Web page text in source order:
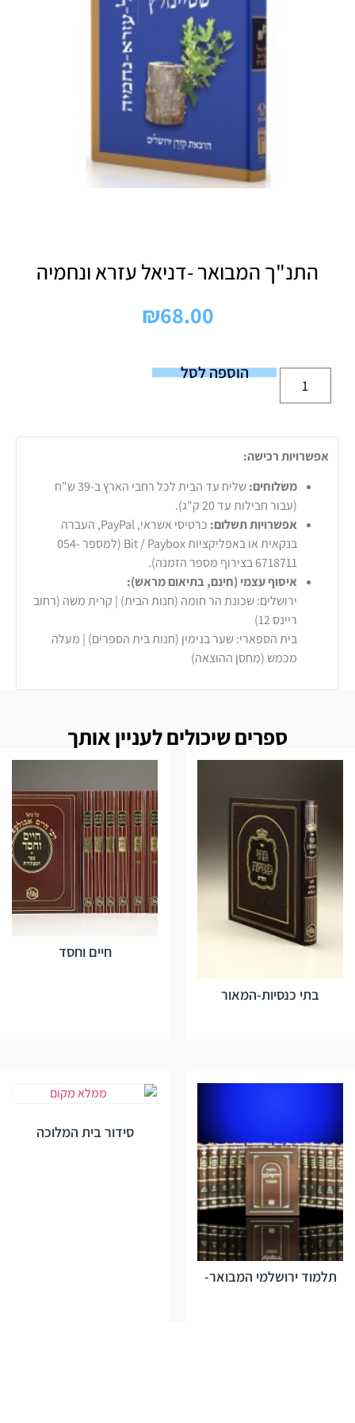
התנ"ך המבואר -דניאל עזרא ונחמיה
₪68.00
הוספה לסל
אפשרויות רכישה:
משלוחים:
שליח עד הבית לכל רחבי הארץ ב-39 ש"ח
(עבור חבילות עד 20 ק"ג).
אפשרויות תשלום:
כרטיסי אשראי, PayPal, העברה
בנקאית או באפליקציות Bit / Paybox (למספר 054-
6718711 בצירוף מספר הזמנה).
איסוף עצמי (חינם, בתיאום מראש):
ירושלים: שכונת הר חומה (חנות הבית) | קרית משה (רחוב
ריינס 12)
בית הספארי: שער בנימין (חנות בית הספרים) | מעלה
מכמש (מחסן ההוצאה)
ספרים שיכולים לעניין אותך
בתי כנסיות-המאור
חיים וחסד
תלמוד ירושלמי המבואר-
סידור בית המלוכה